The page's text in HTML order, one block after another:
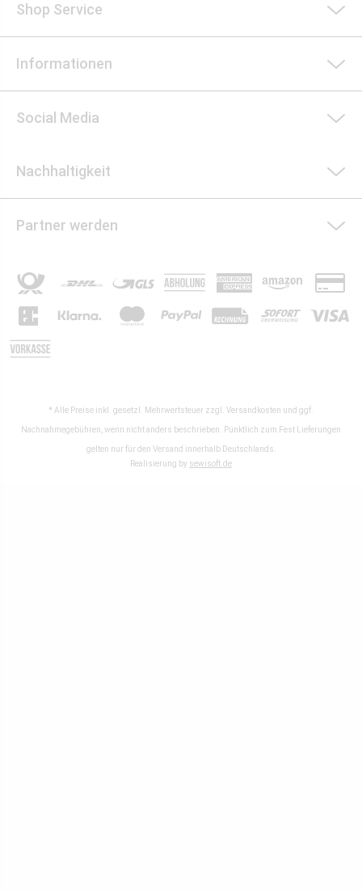
Shop Service
Informationen
Social Media
Nachhaltigkeit
Partner werden
* Alle Preise inkl. gesetzl. Mehrwertsteuer zzgl. Versandkosten und ggf.
Nachnahmegebühren, wenn nicht anders beschrieben. Pünktlich zum Fest Lieferungen
gelten nur für den Versand innerhalb Deutschlands.
Realisierung by sewisoft.de